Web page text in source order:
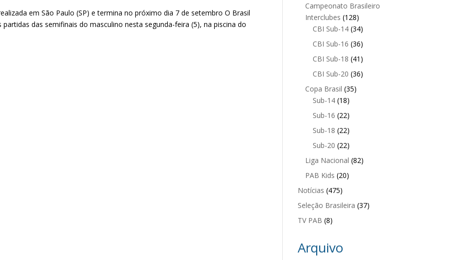
em São Paulo (SP) e termina no próximo dia 7 de setembro O Brasil
das semifinais do masculino nesta segunda-feira (5), na piscina do
Campeonato Brasileiro
Interclubes (128)
CBI Sub-14 (34)
CBI Sub-16 (36)
CBI Sub-18 (41)
CBI Sub-20 (36)
Copa Brasil (35)
Sub-14 (18)
Sub-16 (22)
Sub-18 (22)
Sub-20 (22)
Liga Nacional (82)
PAB Kids (20)
Notícias (475)
Seleção Brasileira (37)
TV PAB (8)
Arquivo